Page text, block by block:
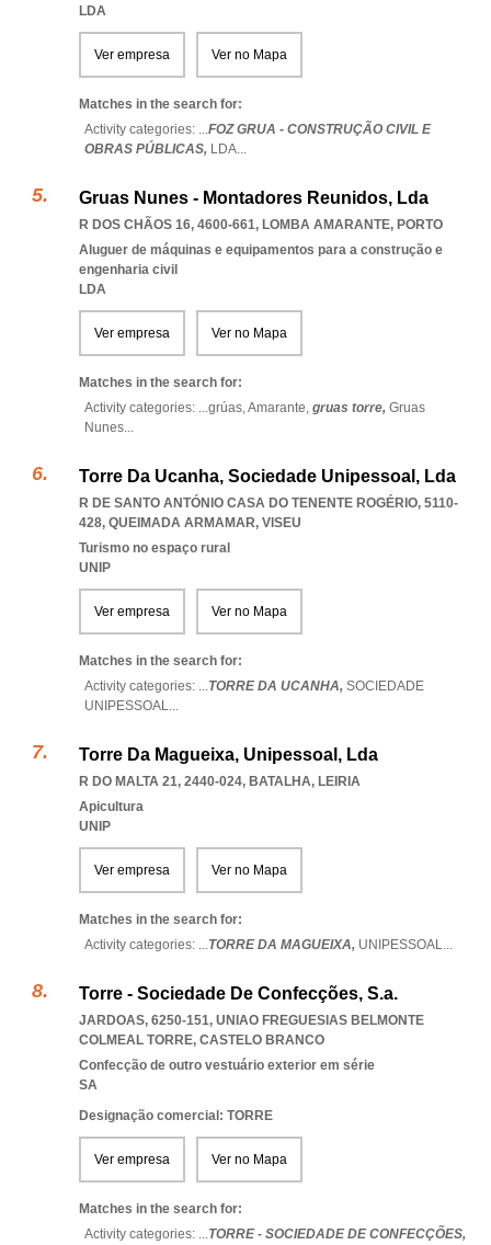
LDA
Ver empresa Ver no Mapa
Matches in the search for:
Activity categories: ...FOZ GRUA - CONSTRUÇÃO CIVIL E
OBRAS PÚBLICAS, LDA...
Gruas Nunes - Montadores Reunidos, Lda
R DOS CHÃOS 16, 4600-661, LOMBA AMARANTE, PORTO
Aluguer de máquinas e equipamentos para a construção e
engenharia civil
LDA
Ver empresa Ver no Mapa
Matches in the search for:
Activity categories: ...grúas,Amarante, gruas torre, Gruas
Nunes...
Torre Da Ucanha, Sociedade Unipessoal, Lda
R DE SANTO ANTÓNIO CASA DO TENENTE ROGÉRIO, 5110-
428, QUEIMADA ARMAMAR, VISEU
Turismo no espaço rural
UNIP
Ver empresa Ver no Mapa
Matches in the search for:
Activity categories: ...TORRE DA UCANHA, SOCIEDADE
UNIPESSOAL...
Torre Da Magueixa, Unipessoal, Lda
R DO MALTA 21, 2440-024, BATALHA, LEIRIA
Apicultura
UNIP
Ver empresa Ver no Mapa
Matches in the search for:
Activity categories: ...TORRE DA MAGUEIXA, UNIPESSOAL...
Torre - Sociedade De Confecções, S.a.
JARDOAS, 6250-151, UNIAO FREGUESIAS BELMONTE
COLMEAL TORRE, CASTELO BRANCO
Confecção de outro vestuário exterior em série
SA
Designação comercial: TORRE
Ver empresa Ver no Mapa
Matches in the search for:
Activity categories: ...TORRE - SOCIEDADE DE CONFECÇÕES,